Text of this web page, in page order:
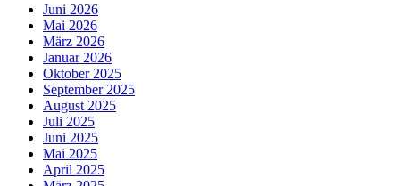
Juni 2026
Mai 2026
März 2026
Januar 2026
Oktober 2025
September 2025
August 2025
Juli 2025
Juni 2025
Mai 2025
April 2025